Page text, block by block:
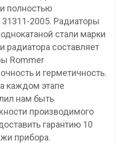
полностью
2005. Радиаторы
стали марки
радиатора составляет
Rommer
и герметичность.
каждом этапе
нам быть
производимого
гарантию 10
прибора.